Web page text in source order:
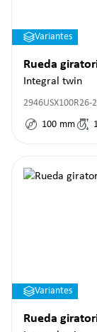
Variantes
Rueda
Integral twin
2946USX100R26-
100 mm
Variantes
Rueda